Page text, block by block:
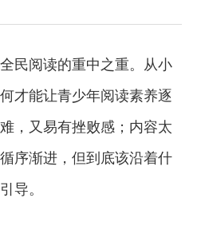
民阅读的重中之重。从小
才能让青少年阅读素养逐
，又易有挫败感；内容太
序渐进，但到底该沿着什
导。